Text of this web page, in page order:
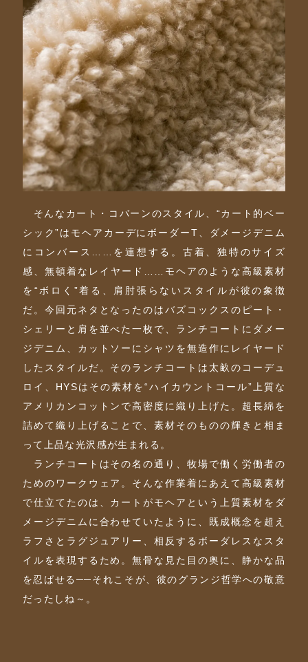
そんなカート・コバーンのスタイル、“カート的ベー
シック”はモヘアカーデにボーダーT、ダメージデニム
にコンバース……を連想する。古着、独特のサイズ
感、無頓着なレイヤード……モヘアのような高級素材
を“ボロく”着る、肩肘張らないスタイルが彼の象徴
だ。今回元ネタとなったのはバズコックスのピート・
シェリーと肩を並べた一枚で、ランチコートにダメー
ジデニム、カットソーにシャツを無造作にレイヤード
したスタイルだ。そのランチコートは太畝のコーデュ
ロイ、HYSはその素材を“ハイカウントコール”上質な
アメリカンコットンで高密度に織り上げた。超長綿を
詰めて織り上げることで、素材そのものの輝きと相ま
って上品な光沢感が生まれる。
ランチコートはその名の通り、牧場で働く労働者の
ためのワークウェア。そんな作業着にあえて高級素材
で仕立てたのは、カートがモヘアという上質素材をダ
メージデニムに合わせていたように、既成概念を超え
ラフさとラグジュアリー、相反するボーダレスなスタ
イルを表現するため。無骨な見た目の奥に、静かな品
を忍ばせる──それこそが、彼のグランジ哲学への敬意
だったしね～。